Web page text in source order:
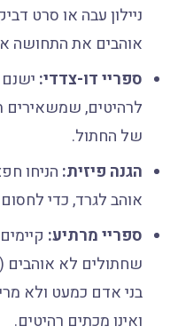
ניילון עבה או סרט
אוהבים את התחושה
ספריי דו-צדדי:ישנם
לרהיטים, שמשאירים
של החתול.
הגנה פיזית:הניחו
אוהב לגרד, כדי
ספריי מרתיע:קיימים
שחתולים לא אוהבים
בני אדם כמעט ולא
ואינו מכתים רהיטים.